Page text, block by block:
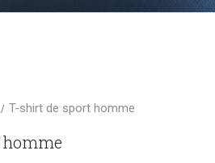
T-shirt de sport homme